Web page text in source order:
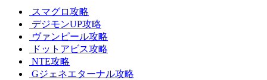
スマグロ攻略
デジモンUP攻略
ヴァンピール攻略
ドットアビス攻略
NTE攻略
Gジェネエターナル攻略